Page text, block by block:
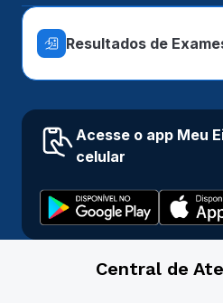
Resultados de
Acesse o app Meu
celular
Central de